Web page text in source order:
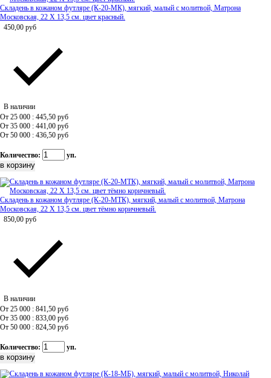
Складень в кожаном футляре (К-20-МК), мягкий, малый с молитвой, Матрона
Московская, 22 Х 13,5 см. цвет красный.
450,00 руб
В наличии
От 25 000 : 445,50 руб
От 35 000 : 441,00 руб
От 50 000 : 436,50 руб
Количество: уп.
Складень в кожаном футляре (К-20-МТК), мягкий, малый с молитвой, Матрона
Московская, 22 Х 13,5 см. цвет тёмно коричневый.
850,00 руб
В наличии
От 25 000 : 841,50 руб
От 35 000 : 833,00 руб
От 50 000 : 824,50 руб
Количество: уп.